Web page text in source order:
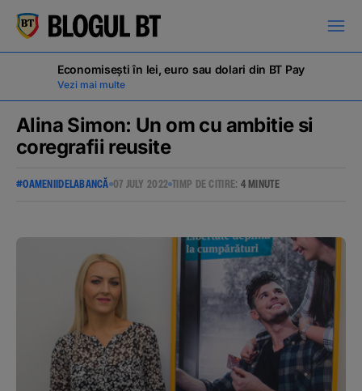
кириллица
Campanii
Evenimente
Podcast
Economisești în lei, euro sau dolari din BT Pay
Vezi mai multe
Alina Simon: Un om cu ambitie si
coregrafii reusite
#OAMENIIDELABANCĂ 07 JULY 2022 TIMP DE CITIRE: 4 MINUTE